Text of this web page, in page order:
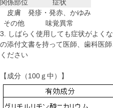
関係部位
症状
皮膚
発疹・発赤、かゆみ
その他
味覚異常
3. しばらく使用しても症状がよく
の添付文書を持って医師、歯科医
ください
【成分（100ｇ中）】